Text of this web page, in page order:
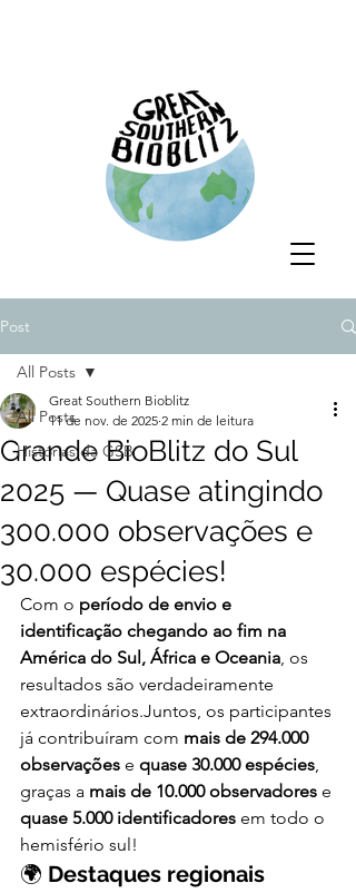
Post
All Posts
Histórias da GSB
All Posts
Grande BioBlitz do Sul
2025 — Quase atingindo
300.000 observações e
30.000 espécies!
Great Southern Bioblitz
11 de nov. de 2025 2 min de leitura
Com o período de envio e
identificação chegando ao fim na
América do Sul, África e Oceania, os
resultados são verdadeiramente
extraordinários.Juntos, os participantes
já contribuíram com mais de 294.000
observações e quase 30.000 espécies,
graças a mais de 10.000 observadores e
quase 5.000 identificadores em todo o
hemisfério sul!
🌍 Destaques regionais